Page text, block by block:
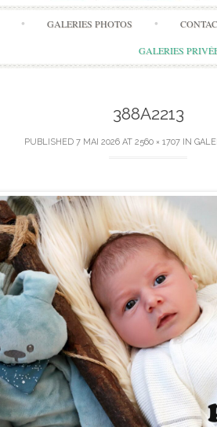
GALERIES PHOTOS
GALERIES
388A2213
PUBLISHED 7 MAI 2026AT 2560 × 1707IN